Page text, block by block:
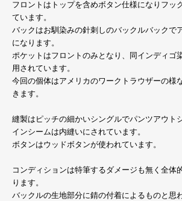
フロントはトップを含めボタン仕様になりフッ
ています。
バックはお馴染みの針刺しのバックルバックで
になります。
ポケットはフロントのみとなり、同インディゴ
用されています。
今回の個体はアメリカのワークトラウザーの様
きます。
縫製はピッチの細かいシングルでパンツアウト
インシームは内縫いにされています。
ボタンはウッドボタンが使われています。
コンディションは特筆するダメージも無く全体
ります。
バックルの生地部分に錆の付着によるものと思